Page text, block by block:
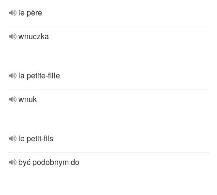
le père
wnuczka
la petite-fille
wnuk
le petit-fils
być podobnym do